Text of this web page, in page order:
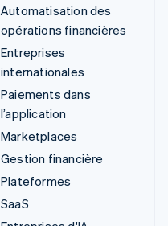
Automatisation des
opérations financières
Entreprises
internationales
Paiements dans
l’application
Marketplaces
Gestion financière
Plateformes
SaaS